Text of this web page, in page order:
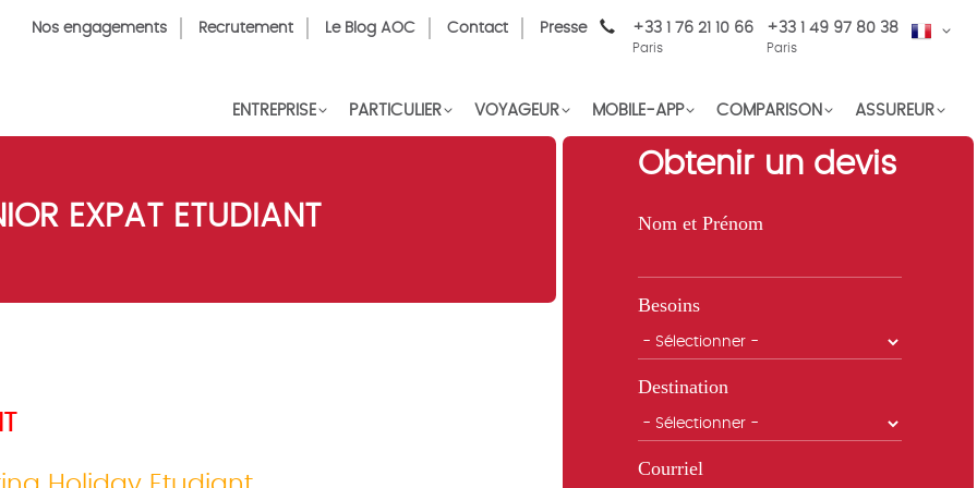
FR
Top
Nos engagements Recrutement Le Blog AOC Contact Presse +33 1 76 21 10 66
Paris
+33 1 49 97 80 38
Paris
ENTREPRISE PARTICULIER VOYAGEUR ASSUREUR
COMPARISON
MOBILE-APP
EXPAT ETUDIANT
Obtenir un devis
Nom et Prénom
Besoins
Destination
Courriel